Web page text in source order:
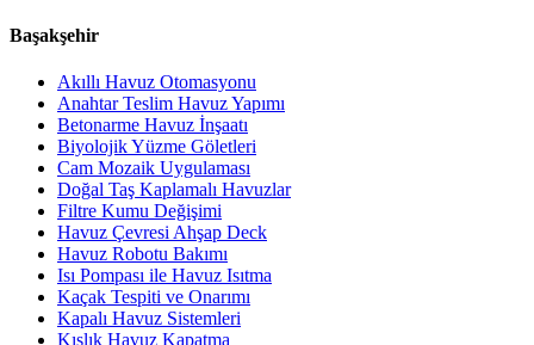
Başakşehir
Akıllı Havuz Otomasyonu
Anahtar Teslim Havuz Yapımı
Betonarme Havuz İnşaatı
Biyolojik Yüzme Göletleri
Cam Mozaik Uygulaması
Doğal Taş Kaplamalı Havuzlar
Filtre Kumu Değişimi
Havuz Çevresi Ahşap Deck
Havuz Robotu Bakımı
Isı Pompası ile Havuz Isıtma
Kaçak Tespiti ve Onarımı
Kapalı Havuz Sistemleri
Kışlık Havuz Kapatma